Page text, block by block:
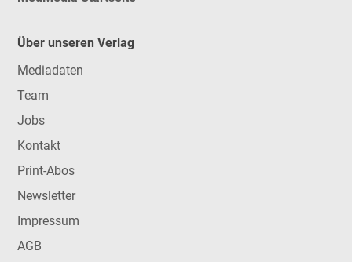
Über unseren Verlag
Mediadaten
Team
Jobs
Kontakt
Print-Abos
Newsletter
Impressum
AGB